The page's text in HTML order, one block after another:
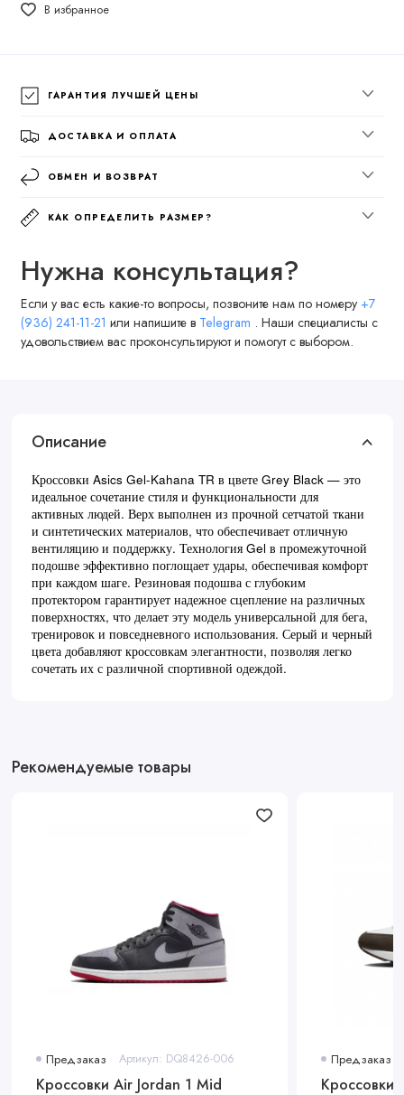
В избранное
ГАРАНТИЯ ЛУЧШЕЙ ЦЕНЫ
ДОСТАВКА И ОПЛАТА
ОБМЕН И ВОЗВРАТ
КАК ОПРЕДЕЛИТЬ РАЗМЕР?
Нужна консультация?
Если у вас есть какие-то вопросы, позвоните нам по номеру +7
(936) 241-11-21 или напишите в Telegram . Наши специалисты с
удовольствием вас проконсультируют и помогут с выбором.
Описание
Кроссовки Asics Gel-Kahana TR в цвете Grey Black — это
идеальное сочетание стиля и функциональности для
активных людей. Верх выполнен из прочной сетчатой ткани
и синтетических материалов, что обеспечивает отличную
вентиляцию и поддержку. Технология Gel в промежуточной
подошве эффективно поглощает удары, обеспечивая комфорт
при каждом шаге. Резиновая подошва с глубоким
протектором гарантирует надежное сцепление на различных
поверхностях, что делает эту модель универсальной для бега,
тренировок и повседневного использования. Серый и черный
цвета добавляют кроссовкам элегантности, позволяя легко
сочетать их с различной спортивной одеждой.
Рекомендуемые товары
Предзаказ Артикул: DQ8426-006
Кроссовки Air Jordan 1 Mid
Предзаказ
Кроссовки